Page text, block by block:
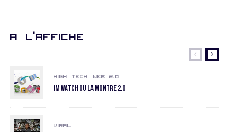
A l’affiche
High Tech Web 2.0
Im Watch ou la montre 2.0
Viral